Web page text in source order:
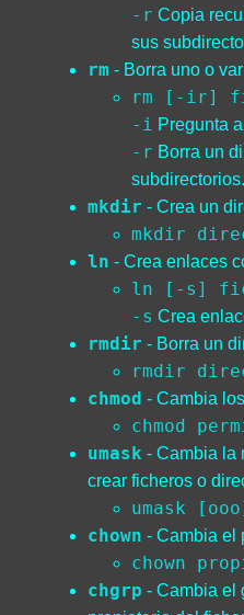
-r Copia
sus
rm - Borra uno o
rm [-ir]
-i Pregunta
-r Borra un
subdirectorios.
mkdir - Crea un
mkdir
ln - Crea enlaces
ln [-s]
-s Crea
rmdir - Borra un
rmdir
chmod - Cambia
chmod
umask - Cambia la
crear ficheros o
umask
chown - Cambia el
chown
chgrp - Cambia el